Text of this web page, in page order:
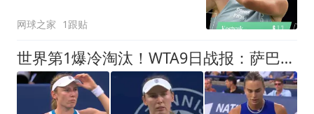
网球之家 1跟贴
世界第1爆冷淘汰！WTA9日战报：萨巴伦卡1-2惜败、止步8强，3号种子0-2